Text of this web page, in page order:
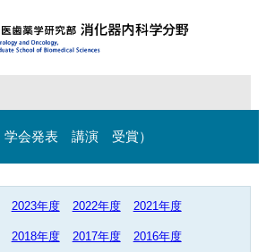
会発表 講演 受賞）
2023年度 2022年度 2021年度
2018年度 2017年度 2016年度